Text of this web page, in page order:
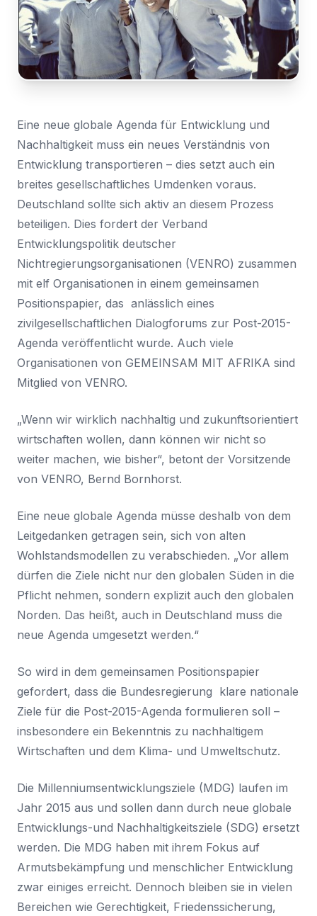
Eine neue globale Agenda für Entwicklung und
Nachhaltigkeit muss ein neues Verständnis von
Entwicklung transportieren – dies setzt auch ein
breites gesellschaftliches Umdenken voraus.
Deutschland sollte sich aktiv an diesem Prozess
beteiligen. Dies fordert der Verband
Entwicklungspolitik deutscher
Nichtregierungsorganisationen (VENRO) zusammen
mit elf Organisationen in einem gemeinsamen
Positionspapier, das anlässlich eines
zivilgesellschaftlichen Dialogforums zur Post-2015-
Agenda veröffentlicht wurde. Auch viele
Organisationen von GEMEINSAM MIT AFRIKA sind
Mitglied von VENRO.
„Wenn wir wirklich nachhaltig und zukunftsorientiert
wirtschaften wollen, dann können wir nicht so
weiter machen, wie bisher“, betont der Vorsitzende
von VENRO, Bernd Bornhorst.
Eine neue globale Agenda müsse deshalb von dem
Leitgedanken getragen sein, sich von alten
Wohlstandsmodellen zu verabschieden. „Vor allem
dürfen die Ziele nicht nur den globalen Süden in die
Pflicht nehmen, sondern explizit auch den globalen
Norden. Das heißt, auch in Deutschland muss die
neue Agenda umgesetzt werden.“
So wird in dem gemeinsamen Positionspapier
gefordert, dass die Bundesregierung klare nationale
Ziele für die Post-2015-Agenda formulieren soll –
insbesondere ein Bekenntnis zu nachhaltigem
Wirtschaften und dem Klima- und Umweltschutz.
Die Millenniumsentwicklungsziele (MDG) laufen im
Jahr 2015 aus und sollen dann durch neue globale
Entwicklungs-und Nachhaltigkeitsziele (SDG) ersetzt
werden. Die MDG haben mit ihrem Fokus auf
Armutsbekämpfung und menschlicher Entwicklung
zwar einiges erreicht. Dennoch bleiben sie in vielen
Bereichen wie Gerechtigkeit, Friedenssicherung,
Nachricht
Bestätigen*
Ich habe dieDatenschutzerklärunggelesen und
stimme ihr zu.
Senden
Zugriff
anmelden
Land *
Wählen Sie Ihr Land...
Ihre persönlichen Daten werden verwendet, um Ihr
Erlebnis auf dieser Website zu unterstützen. Wie und
warum wir Ihre persönlichen Daten verwenden, können
Sie in unsererDatenschutzerklärungnachlesen.
Registrieren
Ein Link zum Erstellen eines neuen Passwort wird an deine
E-Mail-Adresse gesendet.
Sie haben bereits ein Konto?
Hier klicken um sich anzumelden